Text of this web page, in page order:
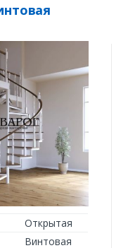
перилами
Открытая
Винтовая